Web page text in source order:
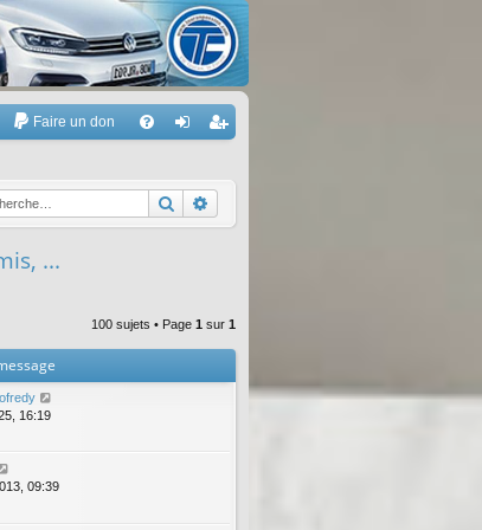
Faire un don
Q ne
xi
nr
eg
r
Rechercher
...
100 sujets • Page 1 sur 1
16:19
09:39